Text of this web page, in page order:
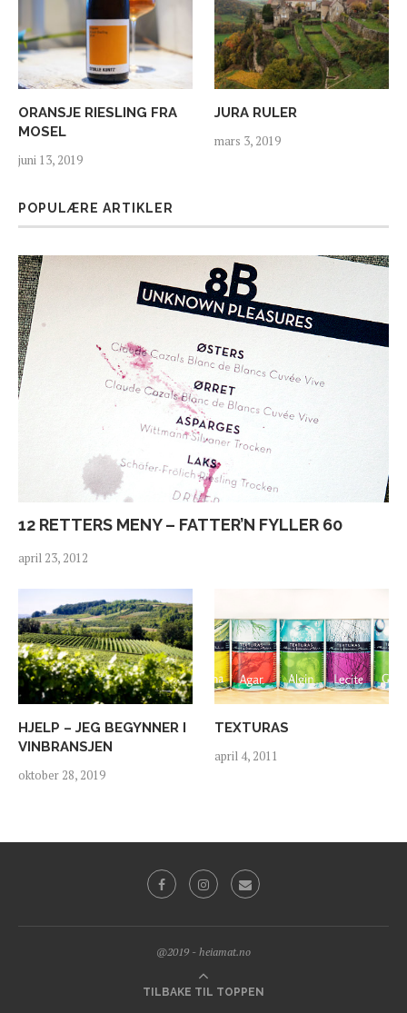
ORANSJE RIESLING FRA
MOSEL
juni 13, 2019
JURA RULER
mars 3, 2019
POPULÆRE ARTIKLER
12 RETTERS MENY – FATTER’N FYLLER 60
april 23, 2012
HJELP – JEG BEGYNNER I
VINBRANSJEN
oktober 28, 2019
TEXTURAS
april 4, 2011
@2019 - heiamat.no
TILBAKE TIL TOPPEN